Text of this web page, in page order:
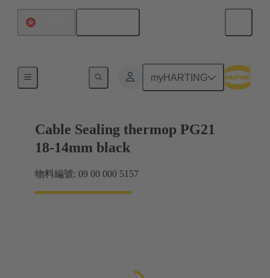
myHARTING
Cable Sealing thermop PG21
18-14mm black
物料編號: 09 00 000 5157